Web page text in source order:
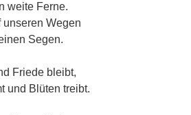
weite Ferne.
unseren Wegen
Segen.
Friede bleibt,
und Blüten treibt.